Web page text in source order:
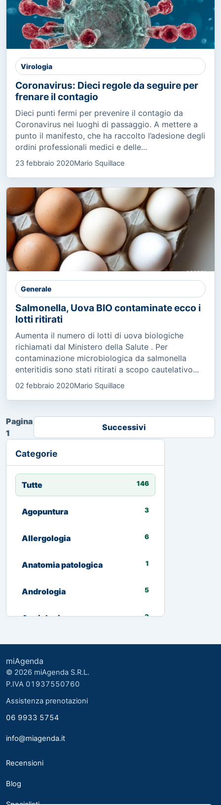
Categorie
Tutte 146
Agopuntura 3
Allergologia 6
Anatomia patologica 1
Andrologia 5
Angiologia 3
Biologo nutrizionista 13
Cardiologia
Chirurgia Generale
6
Virologia
Coronavirus: Dieci regole da seguire per
frenare il contagio
Dieci punti fermi per prevenire il contagio da
Coronavirus nei luoghi di passaggio. A mettere a
punto il manifesto, che ha raccolto l’adesione degli
ordini professionali medici e delle...
23 febbraio 2020Mario Squillace
Generale
Salmonella, Uova BIO contaminate ecco i
lotti ritirati
Aumenta il numero di lotti di uova biologiche
richiamati dal Ministero della Salute . Per
contaminazione microbiologica da salmonella
enteritidis sono stati ritirati a scopo cautelativo...
02 febbraio 2020Mario Squillace
Pagina
1
Successivi
miAgenda
© 2026 miAgenda S.R.L.
P.IVA 01937550760
Assistenza prenotazioni
06 9933 5754
info@miagenda.it
Recensioni
Blog